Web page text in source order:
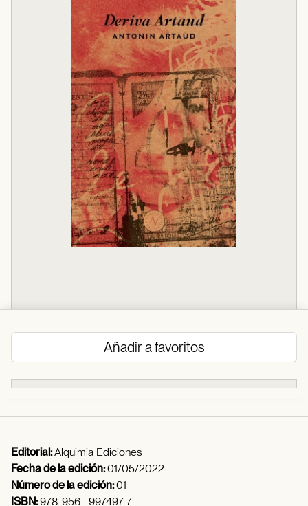
Añadir a favoritos
Editorial:Alquimia Ediciones
Fecha de la edición:01/05/2022
Número de la edición:01
ISBN:978-956--997497-7